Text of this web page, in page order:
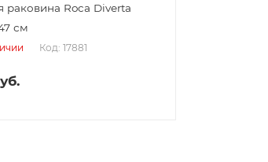
раковина Roca Diverta
см
Код: 17881